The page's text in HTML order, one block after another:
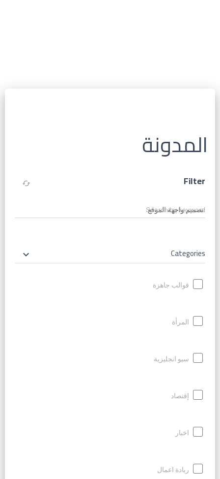
المدونة
Filter
cached
Search by keyword
Categories
keyboard_arrow_down
قوالب جاهزة
المرأة
سيو انجليزية
إقتصاد
اخبار
ريادة اعمال